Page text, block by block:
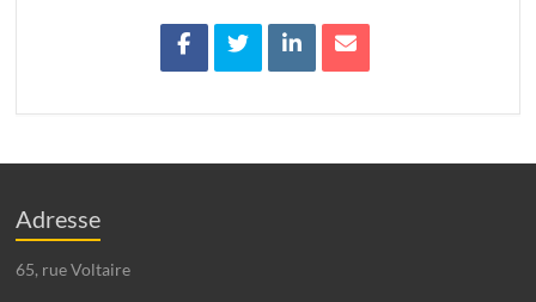
Adresse
65, rue Voltaire